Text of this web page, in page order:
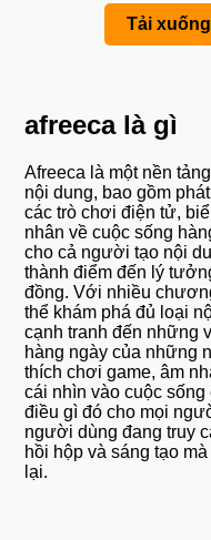
Tải
afreeca là gì
Afreeca là một nền
nội dung, bao gồm
các trò chơi điện tử,
nhân về cuộc sống
cho cả người tạo nội
thành điểm đến lý
đồng. Với nhiều
thể khám phá đủ loại
cạnh tranh đến những
hàng ngày của những
thích chơi game, âm
cái nhìn vào cuộc
điều gì đó cho mọi
người dùng đang truy
hồi hộp và sáng tạo
lại.